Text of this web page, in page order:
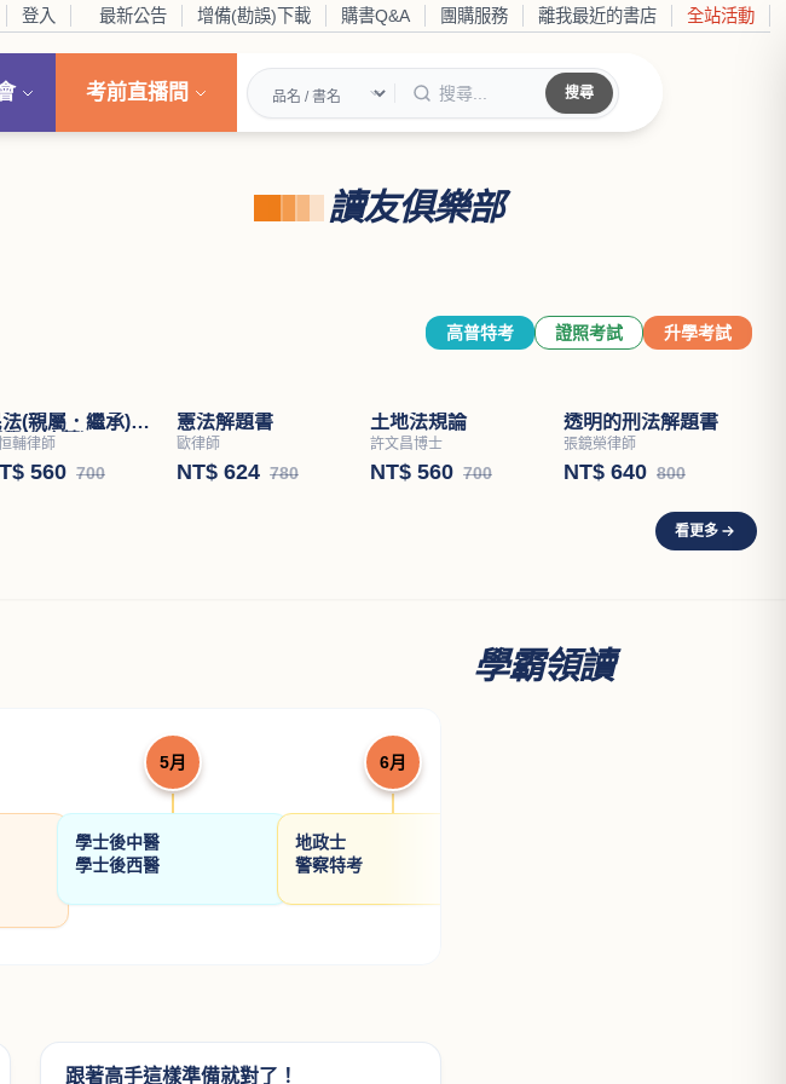
登入 最新公告 增備(勘誤)下載 購書Q&A 團購服務 離我最近的書店 全站活動
考前直播間 搜尋
讀友俱樂部
高普特考 證照考試 升學考試
法(親屬．繼承)
說論著）
輔律師
560 700
憲法解題書
歐律師
NT$ 624 780
土地法規論
許文昌博士
NT$ 560 700
透明的刑法解題書
張鏡榮律師
NT$ 640 800
看更多
5月 6月
學士後中醫
學士後西醫
地政士
警察特考
跟著高手這樣準備就對了！
學霸領讀